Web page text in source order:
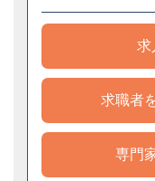
求
求職者
専門